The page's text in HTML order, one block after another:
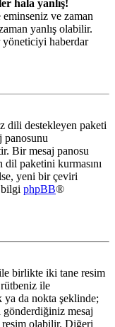
hala yanlış!
ve zaman
yanlış olabilir.
haberdar
dili destekleyen paketi
panosunu
Bir mesaj panosu
dil paketini kurmasını
yeni bir çeviri
phpBB®
birlikte iki tane resim
ile
da nokta şeklinde;
mesaj
resim olabilir. Diğeri